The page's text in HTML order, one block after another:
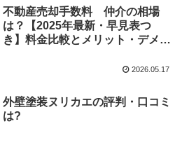
不動産売却手数料 仲介の相場
は？【2025年最新・早見表つ
き】料金比較とメリット・デメリ
2026.05.17
外壁塗装ヌリカエの評判・口コミ
は?